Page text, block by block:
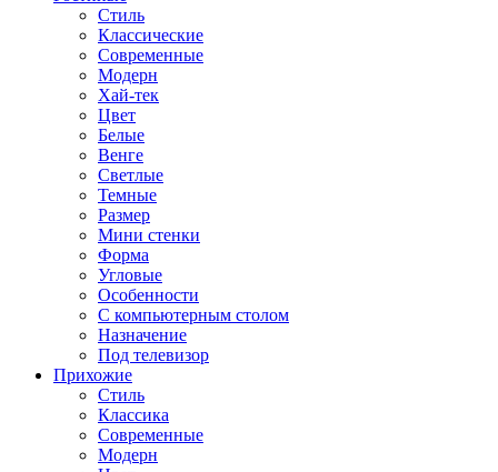
Стиль
Классические
Современные
Модерн
Хай-тек
Цвет
Белые
Венге
Светлые
Темные
Размер
Мини стенки
Форма
Угловые
Особенности
С компьютерным столом
Назначение
Под телевизор
Прихожие
Стиль
Классика
Современные
Модерн